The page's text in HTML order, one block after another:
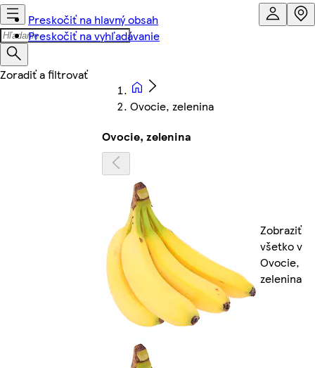
Preskočiť na hlavný obsah
Preskočiť na vyhľadávanie
Ovocie, zelenina
Ovocie, zelenina
Zobraziť
všetko v
Ovocie,
zelenina